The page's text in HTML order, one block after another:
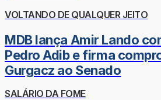
VOLTANDO DE QUALQUER JEITO
MDB lança Amir Lando
Pedro Adib e firma
Gurgacz ao Senado
SALÁRIO DA FOME